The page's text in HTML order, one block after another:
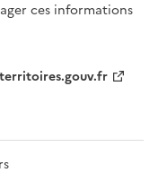
ces informations